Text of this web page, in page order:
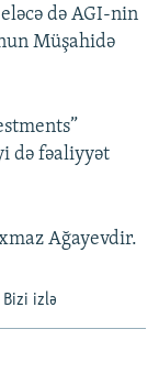
də AGI-nin
Müşahidə
də fəaliyyət
Ağayevdir.
Bizi izlə